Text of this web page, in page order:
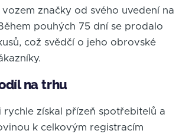
značky od svého uvedení na
pouhých 75 dní se prodalo
což svědčí o jeho obrovské
na trhu
rychle získal přízeň spotřebitelů a
k celkovým registracím